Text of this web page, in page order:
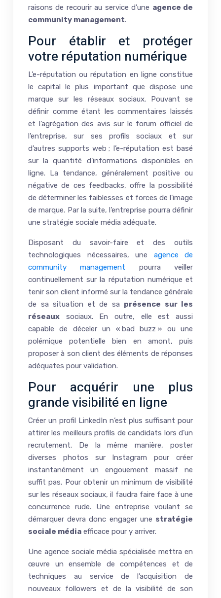
raisons de recourir au service d’une agence de
community management.
Pour établir et protéger
votre réputation numérique
L’e-réputation ou réputation en ligne constitue
le capital le plus important que dispose une
marque sur les réseaux sociaux. Pouvant se
définir comme étant les commentaires laissés
et l’agrégation des avis sur le forum officiel de
l’entreprise, sur ses profils sociaux et sur
d’autres supports web ; l’e-réputation est basé
sur la quantité d’informations disponibles en
ligne. La tendance, généralement positive ou
négative de ces feedbacks, offre la possibilité
de déterminer les faiblesses et forces de l’image
de marque. Par la suite, l’entreprise pourra définir
une stratégie sociale média adéquate.
Disposant du savoir-faire et des outils
technologiques nécessaires, une agence de
community management pourra veiller
continuellement sur la réputation numérique et
tenir son client informé sur la tendance générale
de sa situation et de sa présence sur les
réseaux sociaux. En outre, elle est aussi
capable de déceler un « bad buzz » ou une
polémique potentielle bien en amont, puis
proposer à son client des éléments de réponses
adéquates pour validation.
Pour acquérir une plus
grande visibilité en ligne
Créer un profil LinkedIn n’est plus suffisant pour
attirer les meilleurs profils de candidats lors d’un
recrutement. De la même manière, poster
diverses photos sur Instagram pour créer
instantanément un engouement massif ne
suffit pas. Pour obtenir un minimum de visibilité
sur les réseaux sociaux, il faudra faire face à une
concurrence rude. Une entreprise voulant se
démarquer devra donc engager une stratégie
sociale média efficace pour y arriver.
Une agence sociale média spécialisée mettra en
œuvre un ensemble de compétences et de
techniques au service de l’acquisition de
nouveaux followers et de la visibilité de son